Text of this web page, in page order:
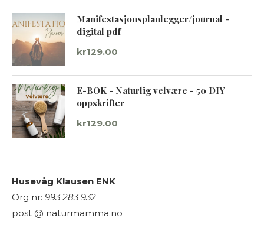
Manifestasjonsplanlegger/journal -
digital pdf
kr129.00
E-BOK - Naturlig velvære - 50 DIY
oppskrifter
kr129.00
Husevåg Klausen ENK
Org nr: 993 283 932
post @ naturmamma.no